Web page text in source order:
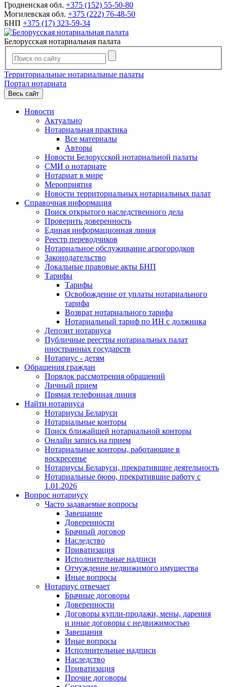
Гродненская обл. +375 (152) 55-50-80
Могилевская обл. +375 (222) 76-48-50
БНП +375 (17) 323-59-34
Белорусская нотариальная палата
Территориальные нотариальные палаты
Портал нотариата
Весь сайт
Новости
Актуально
Нотариальная практика
Все материалы
Авторы
Новости Белорусской нотариальной палаты
СМИ о нотариате
Нотариат в мире
Мероприятия
Новости территориальных нотариальных палат
Справочная информация
Поиск открытого наследственного дела
Проверить доверенность
Единая информационная линия
Реестр переводчиков
Нотариальное обслуживание агрогородков
Законодательство
Локальные правовые акты БНП
Тарифы
Тарифы
Освобождение от уплаты нотариального
тарифа
Возврат нотариального тарифа
Нотариальный тариф по ИН с должника
Депозит нотариуса
Публичные реестры нотариальных палат
иностранных государств
Нотариус - детям
Обращения граждан
Порядок рассмотрения обращений
Личный прием
Прямая телефонная линия
Найти нотариуса
Нотариусы Беларуси
Нотариальные конторы
Поиск ближайшей нотариальной конторы
Онлайн запись на прием
Нотариальные конторы, работающие в
воскресенье
Нотариусы Беларуси, прекратившие деятельность
Нотариальные бюро, прекратившие работу с
1.01.2026
Вопрос нотариусу
Часто задаваемые вопросы
Завещание
Доверенности
Брачный договор
Наследство
Приватизация
Исполнительные надписи
Отчуждение недвижимого имущества
Иные вопросы
Нотариус отвечает
Брачные договоры
Доверенности
Договоры купли-продажи, мены, дарения
и иные договоры с недвижимостью
Завещания
Иные вопросы
Исполнительные надписи
Наследство
Приватизация
Прочие договоры